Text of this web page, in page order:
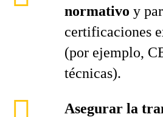
normativo y
certificaciones
(por ejemplo,
técnicas).
Asegurar la